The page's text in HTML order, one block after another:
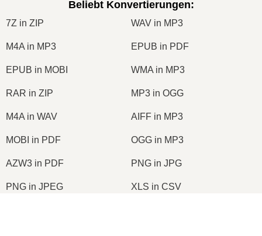
Beliebt Konvertierungen:
7Z in ZIP WAV in MP3
M4A in MP3 EPUB in PDF
EPUB in MOBI WMA in MP3
RAR in ZIP MP3 in OGG
M4A in WAV AIFF in MP3
MOBI in PDF OGG in MP3
AZW3 in PDF PNG in JPG
PNG in JPEG XLS in CSV